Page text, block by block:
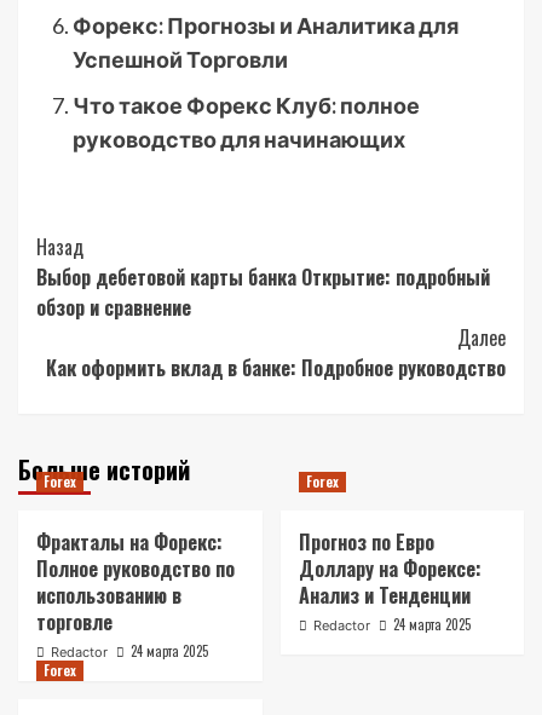
Форекс: Прогнозы и Аналитика для
Успешной Торговли
Что такое Форекс Клуб: полное
руководство для начинающих
Post
Navigation
Назад
Выбор дебетовой карты банка Открытие: подробный
обзор и сравнение
Далее
Как оформить вклад в банке: Подробное руководство
Больше историй
Forex
Фракталы на Форекс:
Полное руководство по
использованию в
торговле
Redactor 24 марта 2025
Forex
Прогноз по Евро
Доллару на Форексе:
Анализ и Тенденции
Redactor 24 марта 2025
Forex